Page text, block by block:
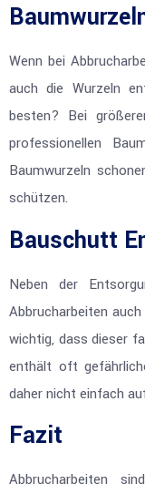
Wenn bei
auch die Wurzeln
besten? Bei
professionellen
Baumwurzeln
schützen.
Bauschutt
Neben der
Abbrucharbeiten
wichtig, dass dieser
enthält oft
daher nicht einfach
Fazit
Abbrucharbeiten